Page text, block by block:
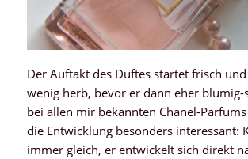
Der Auftakt des Duftes startet frisch
wenig herb, bevor er dann eher
bei allen mir bekannten Chanel-
die Entwicklung besonders interessant:
immer gleich, er entwickelt sich direkt